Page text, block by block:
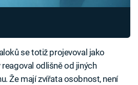
se totiž projevoval jako
odlišně od jiných
Že mají zvířata osobnost, není